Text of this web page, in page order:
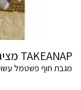
TAKEANAP מציגה: מגבת החוף שלא סוחבת חול
מגבת חוף פשטמל עשויה 100% כותנה, באריגה דקה, רכה